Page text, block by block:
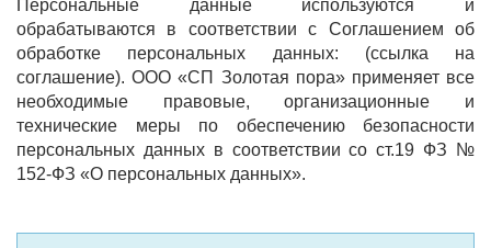
Персональные данные используются и
обрабатываются в соответствии с Соглашением об
обработке персональных данных: (ссылка на
соглашение). ООО «СП Золотая пора» применяет все
необходимые правовые, организационные и
технические меры по обеспечению безопасности
персональных данных в соответствии со ст.19 ФЗ №
152-ФЗ «О персональных данных».